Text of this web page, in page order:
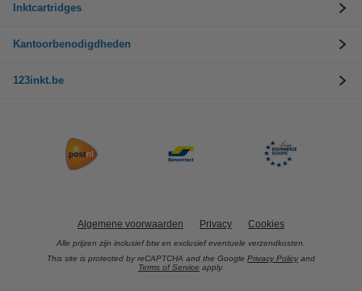
Inktcartridges
Kantoorbenodigdheden
123inkt.be
Algemene voorwaarden Privacy Cookies
Alle prijzen zijn inclusief btw en exclusief eventuele verzendkosten.
This site is protected by reCAPTCHA and the Google Privacy Policy and
Terms of Service apply.